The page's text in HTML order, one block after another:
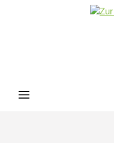
Zum Hauptinhalt springen